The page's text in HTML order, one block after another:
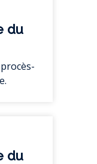
du
du